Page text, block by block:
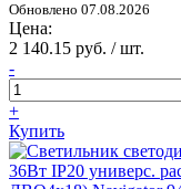
Обновлено 07.08.2026
Цена:
2 140.15 руб. / шт.
-
+
Купить